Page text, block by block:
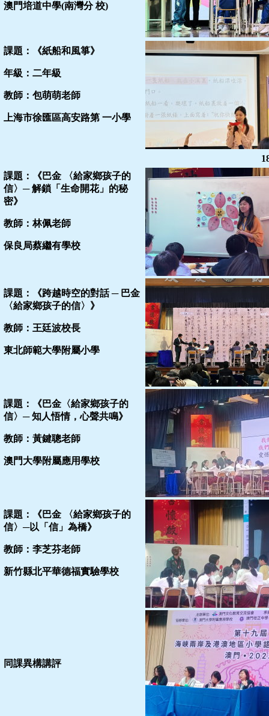
澳門培道中學(南灣分 校)
課題：《紙船和風箏》
年級：二年級
教師：包萌萌老師
上海市徐匯區高安路第 一小學
課題：《巴金 〈給家鄉孩子的
信〉─ 解鎖「生命開花」的秘
密》
教師：林佩老師
保良局蔡繼有學校
課題：《跨越時空的對話 ─ 巴金
〈給家鄉孩子的信〉》
教師：王廷波校長
東北師範大學附屬小學
課題：《巴金〈給家鄉孩子的
信〉─ 知人悟情，心聲共鳴》
教師：黃鍵聰老師
澳門大學附屬應用學校
課題：《巴金 〈給家鄉孩子的
信〉─以「信」為橋》
教師：李芝芬老師
新竹縣北平華德福實驗學校
同課異構講評